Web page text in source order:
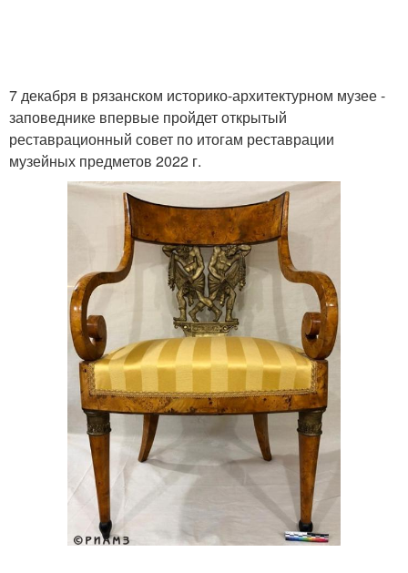
7 декабря в рязанском историко-архитектурном музее -
заповеднике впервые пройдет открытый
реставрационный совет по итогам реставрации
музейных предметов 2022 г.